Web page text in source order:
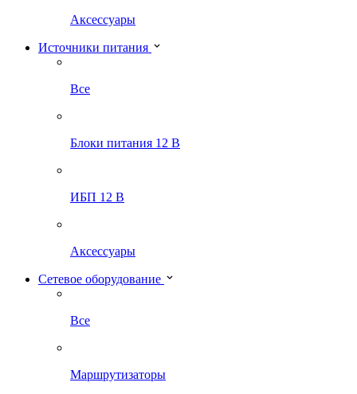
Аксессуары
Источники питания
Все
Блоки питания 12 В
ИБП 12 В
Аксессуары
Сетевое оборудование
Все
Маршрутизаторы